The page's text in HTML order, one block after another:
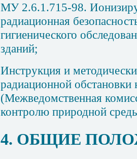
МУ 2.6.1.715-98.
радиационная
гигиенического
зданий;
Инструкция и
радиационной обстановки
(Межведомственная
контролю природной
4. ОБЩИЕ